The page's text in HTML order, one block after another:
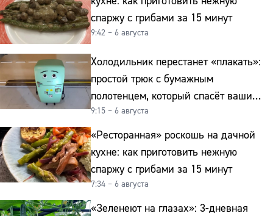
спаржу с грибами за 15 минут
9:42 – 6 августа
Холодильник перестанет «плакать»:
простой трюк с бумажным
полотенцем, который спасёт ваши
овощи от гнили
9:15 – 6 августа
«Ресторанная» роскошь на дачной
кухне: как приготовить нежную
спаржу с грибами за 15 минут
7:34 – 6 августа
«Зеленеют на глазах»: 3-дневная